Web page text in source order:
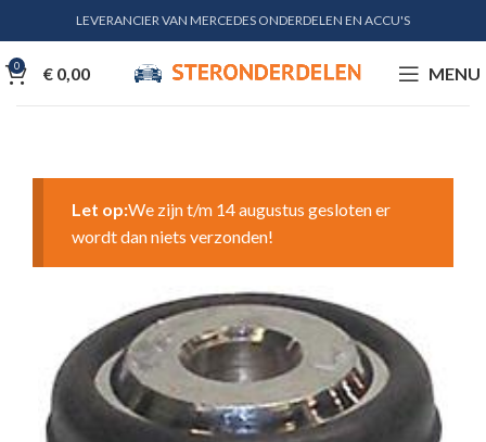
LEVERANCIER VAN MERCEDES ONDERDELEN EN ACCU'S
0 € 0,00 MENU
Let op:We zijn t/m 14 augustus gesloten er
wordt dan niets verzonden!